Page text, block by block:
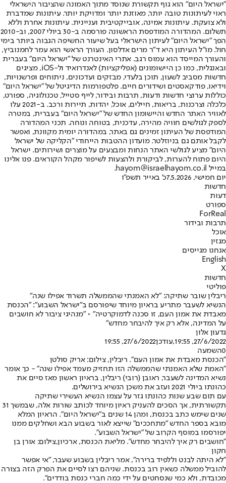
"ישראל היום" הוא גוף תקשורת שנוסד מתוך האמונה שהציבור הישראלי
ראוי לעיתונות טובה יותר, מאוזנת יותר ומדויקת יותר. עיתונות שמדברת
ולא צועקת. עיתונות אמינה, אובייקטיבית ועניינית. עיתונות אחרת וללא
תשלום. המהדורה המודפסת הראשונה פורסמה ב-30 ביולי 2007, וב-2010
הפך "ישראל היום" לעיתון הישראלי בעל שיעור החשיפה הגבוה ביותר בימי
חול. מו"ל העיתון היא ד"ר מרים אדלסון. העורך הראשי הוא עמר לחמנוביץ,
והעורך המייסד הוא עמוס רגב. אתרי האינטרנט של "ישראל היום" בעברית
ובאנגלית, כמו כן היישומונים (אפליקציות) לאנדרואיד ול-iOS, מציגים
חדשות מסביב לשעון, תוכן בלעדי, מבזקים ועדכונים, ניתוחים ופרשנויות,
וידיאו, פודקאסטים ושידורים חיים. פלטפורמות הדיגיטל של "ישראל היום"
כוללות ערוצי חדשות ודעות, תרבות ובידור, לייף סטייל, טכנולוגיה, ספורט,
כלכלה וצרכנות, בריאות, חיילים, אוכל, יהדות, תיירות ורכב. ב-2021 עלו
לאוויר האתר החדש והיישומון החדש של "ישראל היום" בעברית, במטרה
לספק לגולשים חוויה מהירה, עדכנית, בטוחה ונוחה. תכני המהדורה
המודפסת של העיתון זמינים גם באתר, במהדורה יומית מקוונת, ואפשר
לקבל אותם גם בניוזלטר. מועדון ההטבות הייחודי "הקליקה של ישראל
היום" מציע לגולשי האתר הנחות ומבצעים על מוצרים ושירותים. ישראל
היום פתוח להערות, לביקורת ולהצעות לשיפור מקהל הקוראים. פנו אלינו
במייל hayom@israelhayom.co.il.
יום חמישי, 7.5.2026
כ' באייר תשפ"ו
חדשות
דעות
ספורט
ForReal
תרבות ובידור
אוכל
מגזין
אנחנו מגייסים
English
X
חדשות
פוליטי
ריבלין שובר שתיקה: "לא האמנתי שהממשלה תשרוד אפילו שנה"
הנשיא לשעבר מתריע בראיון מיוחד שיפורסם ב"ישראל השבוע": "הכנסת
מאבדת את אמון העם, זו סכנה לדמוקרטיה" • "מנהיגי ציבור לא חושבים
על המדינה, אלא רק איך להיבחר מחדש"
גדעון אלון
27/6/2022, 19:55
,עודכן27/6/2022, 19:55
0השמעה
"הכנסת מאבדת את אמון העם". ריבלין, צילום: אריק סולטן
"האמת שלא האמנתי שהממשלה הזו תחזיק מעמד אפילו שנה" - כך אומר
נשיא המדינה לשעבר, ראובן (רובי) ריבלין, בראיון ראשון מאז סיים את
כהונתו ביולי 2021 ועזב את משכן הנשיא בירושלים.
עם תום שבע שנות כהונתו גזר על עצמו הנשיא העשירי שתיקה
תקשורתית, אך הסכים להעניק ראיון מיוחד לכותב שורות אלה, שבמשך 31
שנים שימש כתב בכנסת, ומהן 14 שנים ב"ישראל היום". הראיון המלא
מובא בספר החדש "מתחככים" שייצא לאור בשבוע הבא ושחלקים ממנו
יפורסמו במוסף הקרוב של "ישראל השבוע".
"חושבים רק איך להיבחר מחדש". מליאת הכנסת, ארכיון,צילום: אורן בן
חקון
"לא היתה לבנט וללפיד ברירה", אמר ריבלין בשבוע שעבר, "אי אפשר
להוביל ממשלה כשאין רוב בכנסת. שניהם רצו לסיים את הפרק הזה בצורה
מכובדת, ולא כמי שנסחטים על ידי כמה חברי כנסת בודדים".